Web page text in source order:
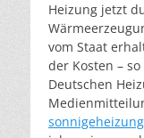
Heizung jetzt
vom Staat
der Kosten –
Deutschen